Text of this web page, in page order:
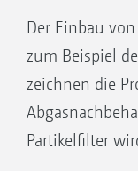
Der Einbau
zum Beispiel
zeichnen die
Partikelfilter